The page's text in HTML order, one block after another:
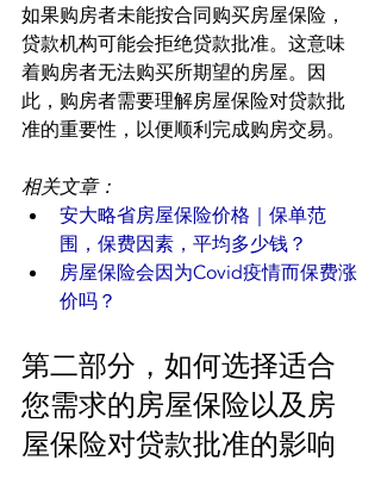
如果购房者未能按合同购买房屋保险，
贷款机构可能会拒绝贷款批准。这意味
着购房者无法购买所期望的房屋。因
此，购房者需要理解房屋保险对贷款批
准的重要性，以便顺利完成购房交易。
相关文章：
安大略省房屋保险价格｜保单范
围，保费因素，平均多少钱？
房屋保险会因为Covid疫情而保费涨
价吗？
第二部分，如何选择适合
您需求的房屋保险以及房
屋保险对贷款批准的影响